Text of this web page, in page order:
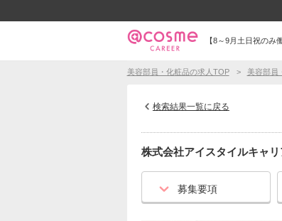
【8～9月土日祝の
美容部員・化粧品の求人TOP 美容部員
検索結果一覧に戻る
株式会社アイスタイルキャリ
募集要項